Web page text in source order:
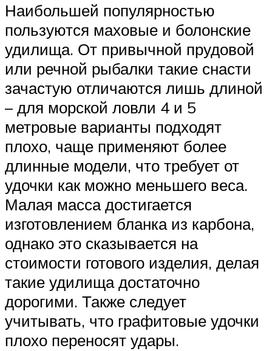
Наибольшей популярностью
пользуются маховые и болонские
удилища. От привычной прудовой
или речной рыбалки такие снасти
зачастую отличаются лишь длиной
– для морской ловли 4 и 5
метровые варианты подходят
плохо, чаще применяют более
длинные модели, что требует от
удочки как можно меньшего веса.
Малая масса достигается
изготовлением бланка из карбона,
однако это сказывается на
стоимости готового изделия, делая
такие удилища достаточно
дорогими. Также следует
учитывать, что графитовые удочки
плохо переносят удары.